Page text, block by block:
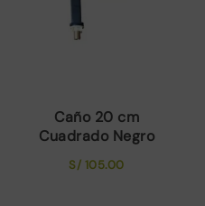
Caño 20 cm
Cuadrado Negro
S/ 105.00